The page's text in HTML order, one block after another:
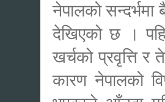
नेपालको
देखिएको छ ।
खर्चको प्रवृत्ति र
कारण नेपालको